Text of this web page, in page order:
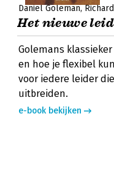
Daniel Goleman
Het nieuwe
Golemans
en hoe je flexibel
voor iedere leider
uitbreiden.
e-book bekijken